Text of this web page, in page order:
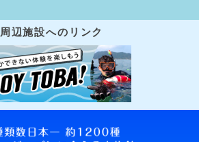
周辺施設へのリンク